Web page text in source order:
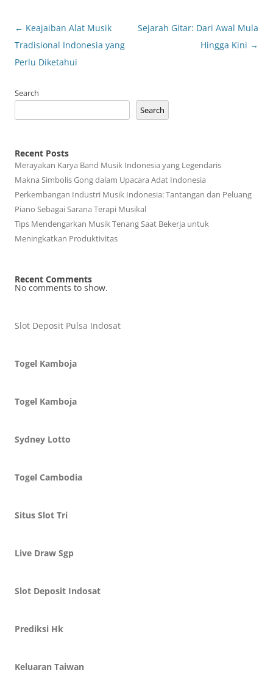
Post
navigation
← Keajaiban Alat Musik
Tradisional Indonesia yang
Perlu Diketahui
Sejarah Gitar: Dari Awal Mula
Hingga Kini →
Search
Search
Recent Posts
Merayakan Karya Band Musik Indonesia yang Legendaris
Makna Simbolis Gong dalam Upacara Adat Indonesia
Perkembangan Industri Musik Indonesia: Tantangan dan Peluang
Piano Sebagai Sarana Terapi Musikal
Tips Mendengarkan Musik Tenang Saat Bekerja untuk
Meningkatkan Produktivitas
Recent Comments
No comments to show.
Slot Deposit Pulsa Indosat
Togel Kamboja
Togel Kamboja
Sydney Lotto
Togel Cambodia
Situs Slot Tri
Live Draw Sgp
Slot Deposit Indosat
Prediksi Hk
Keluaran Taiwan